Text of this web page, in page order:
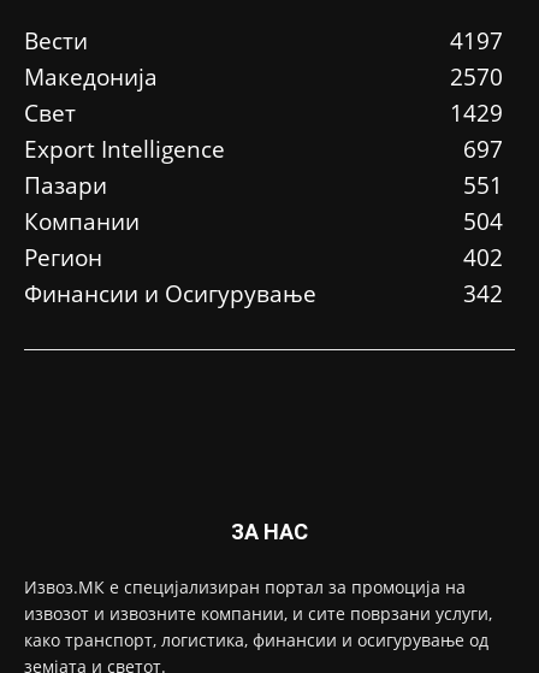
Вести
4197
Македонија
2570
Свет
1429
Еxport Intelligence
697
Пазари
551
Компании
504
Регион
402
Финансии и Осигурување
342
ЗА НАС
Извоз.МК е специјализиран портал за промоција на
извозот и извозните компании, и сите поврзани услуги,
како транспорт, логистика, финансии и осигурување од
земјата и светот.